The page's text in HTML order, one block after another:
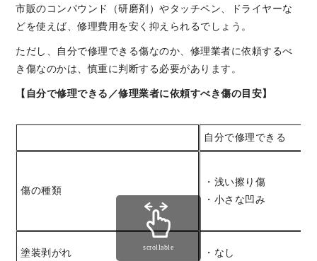
市販のコンパウンド（研磨剤）やタッチペン、ドライヤーな
どを使えば、修理費用を安く抑えられるでしょう。
ただし、自分で修理できる傷なのか、修理業者に依頼するべ
き傷なのかは、慎重に判断する必要があります。
【自分で修理できる／修理業者に依頼すべき傷の目安】
自分で修理できる
傷の種類
・浅い擦り傷
・小さな凹み
塗装剥がれ ・なし
scrollable